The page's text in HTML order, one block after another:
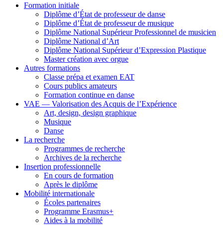
Formation initiale
Diplôme d’État de professeur de danse
Diplôme d’État de professeur de musique
Diplôme National Supérieur Professionnel de musicien
Diplôme National d’Art
Diplôme National Supérieur d’Expression Plastique
Master création avec orgue
Autres formations
Classe prépa et examen EAT
Cours publics amateurs
Formation continue en danse
VAE — Valorisation des Acquis de l’Expérience
Art, design, design graphique
Musique
Danse
La recherche
Programmes de recherche
Archives de la recherche
Insertion professionnelle
En cours de formation
Après le diplôme
Mobilité internationale
Écoles partenaires
Programme Erasmus+
Aides à la mobilité